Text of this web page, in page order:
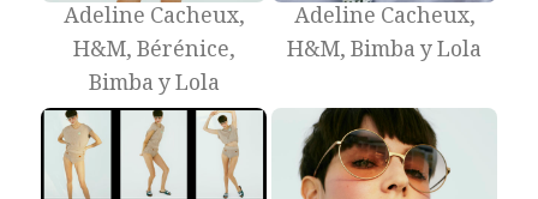
Adeline Cacheux,
H&M, Bérénice,
Bimba y Lola
Adeline Cacheux,
H&M, Bimba y Lola